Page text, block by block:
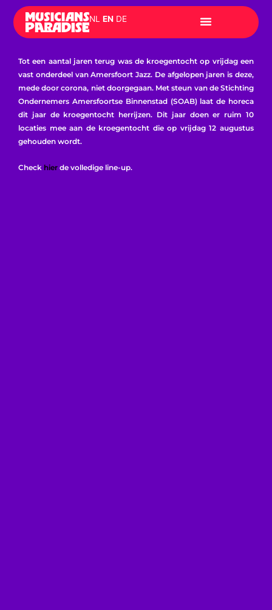
content
NL EN DE
Tot een aantal jaren terug was de kroegentocht op vrijdag een
vast onderdeel van Amersfoort Jazz. De afgelopen jaren is deze,
mede door corona, niet doorgegaan. Met steun van de Stichting
Ondernemers Amersfoortse Binnenstad (SOAB) laat de horeca
dit jaar de kroegentocht herrijzen. Dit jaar doen er ruim 10
locaties mee aan de kroegentocht die op vrijdag 12 augustus
gehouden wordt.
Check hier de volledige line-up.